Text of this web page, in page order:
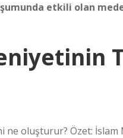
etkili olan
ne oluşturur? Özet: